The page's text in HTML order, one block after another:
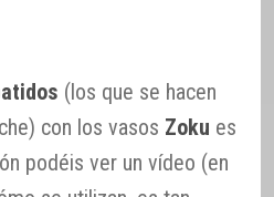
(los que se hacen
con los vasos Zoku es
podéis ver un vídeo (en